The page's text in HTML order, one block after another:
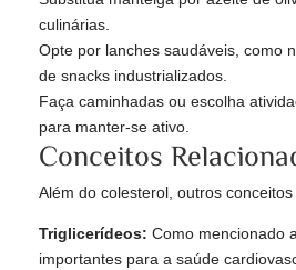
culinárias.
Opte por lanches saudáveis, como
de snacks industrializados.
Faça caminhadas ou escolha
para manter-se ativo.
Conceitos
Além do colesterol, outros
Triglicerídeos: Como mencionado
importantes para a saúde